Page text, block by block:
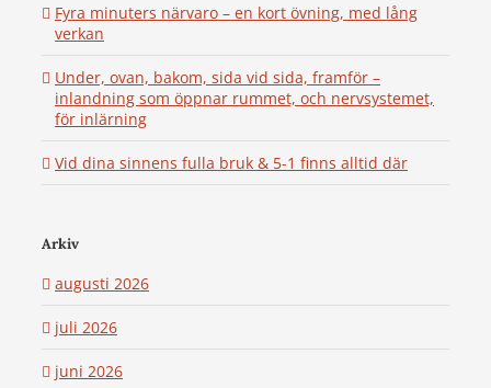
Fyra minuters närvaro – en kort övning, med lång
verkan
Under, ovan, bakom, sida vid sida, framför –
inlandning som öppnar rummet, och nervsystemet,
för inlärning
Vid dina sinnens fulla bruk & 5-1 finns alltid där
Arkiv
augusti 2026
juli 2026
juni 2026